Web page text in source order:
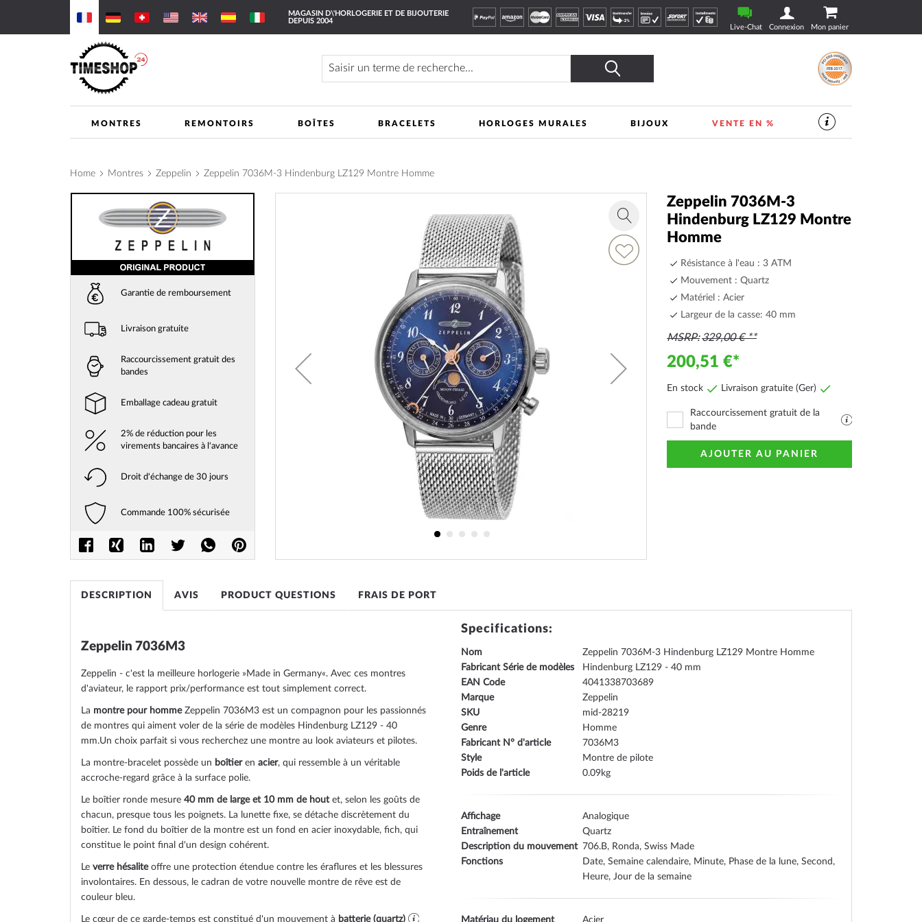
au
contenu
MAGASIN D\'HORLOGERIE ET DE BIJOUTERIE
DEPUIS 2004
Live-Chat Connexion Mon panier
Rechercher
MONTRES REMONTOIRS BOÎTES BRACELETS HORLOGES MURALES BIJOUX VENTE EN %
SERVICES
DANS
Home Montres Zeppelin Zeppelin 7036M-3 Hindenburg LZ129 Montre Homme
Garantie de remboursement
Livraison gratuite
Raccourcissement gratuit des
bandes
Emballage cadeau gratuit
2% de réduction pour les
virements bancaires à l'avance
Droit d'échange de 30 jours
Commande 100% sécurisée
beginning
Zoom
in
Ajouter
à
Zeppelin 7036M-3
Hindenburg LZ129 Montre
Homme
Résistance à l'eau : 3 ATM
Mouvement : Quartz
Matériel : Acier
Largeur de la casse: 40 mm
MSRP 329,00 €
200,51 €
En stock Livraison gratuite (Ger)
Raccourcissement gratuit de la
bande
Fichier
AJOUTER AU PANIER
DESCRIPTION
Zeppelin 7036M3
Zeppelin - c'est la meilleure horlogerie »Made in Germany«. Avec ces montres
d'aviateur, le rapport prix/performance est tout simplement correct.
La montre pour hommeZeppelin 7036M3 est un compagnon pour les passionnés
de montres qui aiment voler de la série de modèles Hindenburg LZ129 - 40
mm.Un choix parfait si vous recherchez une montre au look aviateurs et pilotes.
La montre-bracelet possède un boîtieren acier, qui ressemble à un véritable
accroche-regard grâce à la surface polie.
Le boîtier ronde mesure 40 mm de large et 10 mm de houtet, selon les goûts de
chacun, presque tous les poignets. La lunette fixe, se détache discrètement du
boîtier. Le fond du boîtier de la montre est un fond en acier inoxydable, fich, qui
constitue le point final d'un design cohérent.
Le verre hésaliteoffre une protection étendue contre les éraflures et les blessures
involontaires. En dessous, le cadran de votre nouvelle montre de rêve est de
couleur bleu.
Le cœur de ce garde-temps est constitué d'un mouvement à batterie (quartz)
Specifications:
Nom
Zeppelin 7036M-3 Hindenburg LZ129 Montre Homme
Fabricant Série de modèles
Hindenburg LZ129 - 40 mm
EAN Code
4041338703689
Marque
Zeppelin
SKU
mid-28219
Genre
Homme
Fabricant N° d'article
7036M3
Style
Montre de pilote
Poids de l'article
0.09
Affichage
Analogique
Entraînement
Quartz
Description du mouvement 706.B, Ronda, Swiss Made
Fonctions
Date, Semaine calendaire, Minute, Phase de la lune, Second,
Heure, Jour de la semaine
Matériau du logement
Acier
AVIS PRODUCT QUESTIONS FRAIS DE PORT